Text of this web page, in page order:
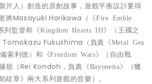
片人）創造的原創故事，遊戲平衡設計要得
將Masayuki Horikawa（
《Fire Emble
列監督和 《Kingdom Hearts III》（王國之
Tomokazu Fukushima（負責 《Metal Gea
索利德） 和 《Freedom Wars》（自由戰
嶺（Rei Kondoh，負責 《Bayonetta》
（獵
紋章》 兩大系列遊戲的音樂）。